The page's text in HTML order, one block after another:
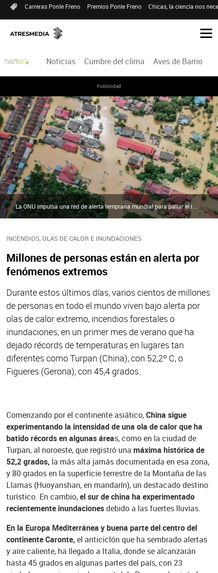
Carreras Ponle Freno Premios Ponle Freno Chicas, la ciencia nos
Noticias Cumbre del clima Aves de Barrio
Publicidad
INCENDIOS, OLAS DE CALOR E INUNDACIONES
Millones de personas están en alerta por
fenómenos extremos
Durante estos últimos días, varios cientos de millones
de personas en todo el mundo viven bajo alerta por
olas de calor extremo, incendios forestales o
inundaciones, en un primer mes de verano que ha
dejado récords de temperaturas en lugares tan
diferentes como Turpan (China), con 52,2º C, o
Figueres (Gerona), con 45,4 grados.
Comenzando por el continente asiático,China sigue
experimentando la intensidad de una ola de calor que ha
batido récords en algunas áreas, como en la ciudad de
Turpan, al noroeste, que registró una máxima histórica de
52,2 grados,la más alta jamás documentada en esa zona,
y 80 grados en la superficie terrestre de la Montaña de las
Llamas (Huoyanshan, en mandarín), un destacado destino
turístico. En cambio,el sur de china ha experimentado
recientemente inundacionesdebido a las fuertes lluvias.
En la Europa Mediterránea y buena parte del centro del
continente Caronte,el anticiclón que ha sembrado alertas
y aire caliente, ha llegado a Italia, donde se alcanzarán
hasta 45 grados en algunas partes del país, con 23